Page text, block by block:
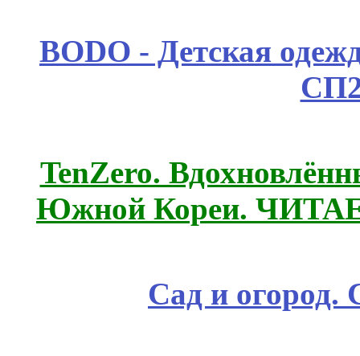
BODO - Детская
TenZero.
Южной Кореи.
Сад и огород.